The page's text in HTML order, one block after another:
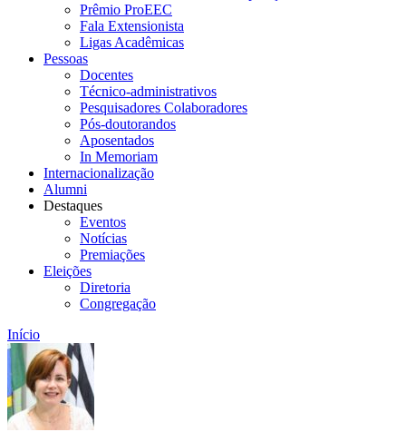
Prêmio ProEEC
Fala Extensionista
Ligas Acadêmicas
Pessoas
Docentes
Técnico-administrativos
Pesquisadores Colaboradores
Pós-doutorandos
Aposentados
In Memoriam
Internacionalização
Alumni
Destaques
Eventos
Notícias
Premiações
Eleições
Diretoria
Congregação
Início